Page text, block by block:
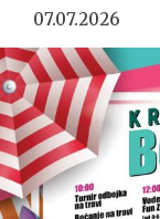
07.07.2026